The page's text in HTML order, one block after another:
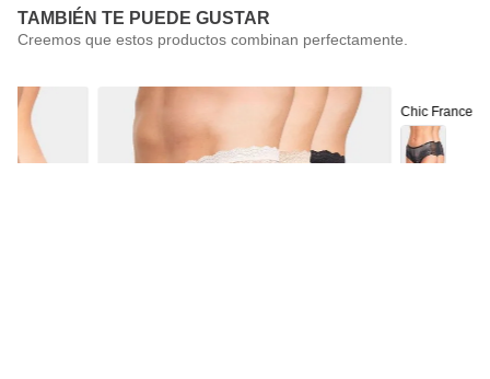
TAMBIÉN TE PUEDE GUSTAR
Chic France